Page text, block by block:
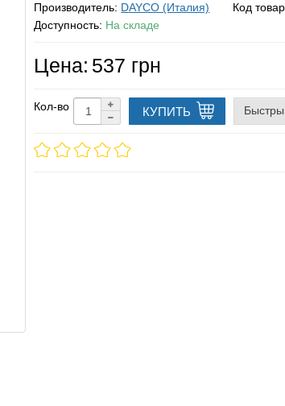
Производитель: DAYCO (Италия) Код
Доступность: На складе
Цена: 537 грн
Кол-во КУПИТЬ